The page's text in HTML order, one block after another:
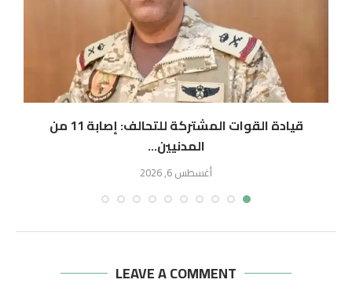
قيادة القوات المشتركة للتحالف: إصابة 11 من
المدنيين...
أغسطس 6, 2026
LEAVE A COMMENT